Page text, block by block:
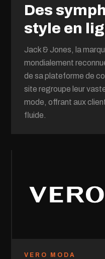
Des
style en
Jack & Jones, la
mondialement
de sa plateforme de
site regroupe leur
mode, offrant aux
fluide.
VERO MODA